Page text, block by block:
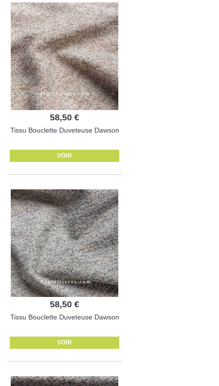
58,50 €
Tissu Bouclette Duveteuse Dawson
VOIR
58,50 €
Tissu Bouclette Duveteuse Dawson
VOIR